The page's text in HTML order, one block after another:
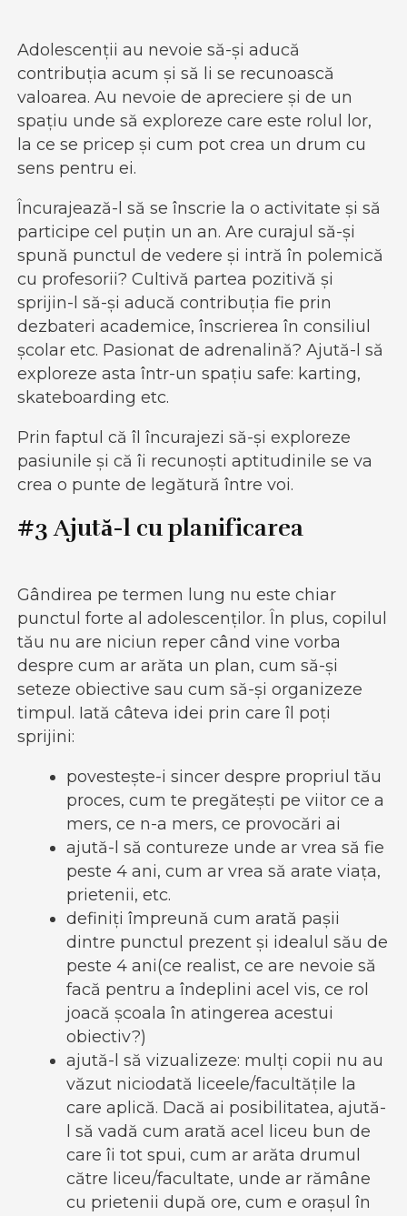
Adolescenții au nevoie să-și aducă
contribuția acum și să li se recunoască
valoarea. Au nevoie de apreciere și de un
spațiu unde să exploreze care este rolul lor,
la ce se pricep și cum pot crea un drum cu
sens pentru ei.
Încurajează-l să se înscrie la o activitate și să
participe cel puțin un an. Are curajul să-și
spună punctul de vedere și intră în polemică
cu profesorii? Cultivă partea pozitivă și
sprijin-l să-și aducă contribuția fie prin
dezbateri academice, înscrierea în consiliul
școlar etc. Pasionat de adrenalină? Ajută-l să
exploreze asta într-un spațiu safe: karting,
skateboarding etc.
Prin faptul că îl încurajezi să-și exploreze
pasiunile și că îi recunoști aptitudinile se va
crea o punte de legătură între voi.
#3 Ajută-l cu planificarea
Gândirea pe termen lung nu este chiar
punctul forte al adolescenților. În plus, copilul
tău nu are niciun reper când vine vorba
despre cum ar arăta un plan, cum să-și
seteze obiective sau cum să-și organizeze
timpul. Iată câteva idei prin care îl poți
sprijini:
povestește-i sincer despre propriul tău
proces, cum te pregătești pe viitor ce a
mers, ce n-a mers, ce provocări ai
ajută-l să contureze unde ar vrea să fie
peste 4 ani, cum ar vrea să arate viața,
prietenii, etc.
definiți împreună cum arată pașii
dintre punctul prezent și idealul său de
peste 4 ani(ce realist, ce are nevoie să
facă pentru a îndeplini acel vis, ce rol
joacă școala în atingerea acestui
obiectiv?)
ajută-l să vizualizeze: mulți copii nu au
văzut niciodată liceele/facultățile la
care aplică. Dacă ai posibilitatea, ajută-
l să vadă cum arată acel liceu bun de
care îi tot spui, cum ar arăta drumul
către liceu/facultate, unde ar rămâne
cu prietenii după ore, cum e orașul în